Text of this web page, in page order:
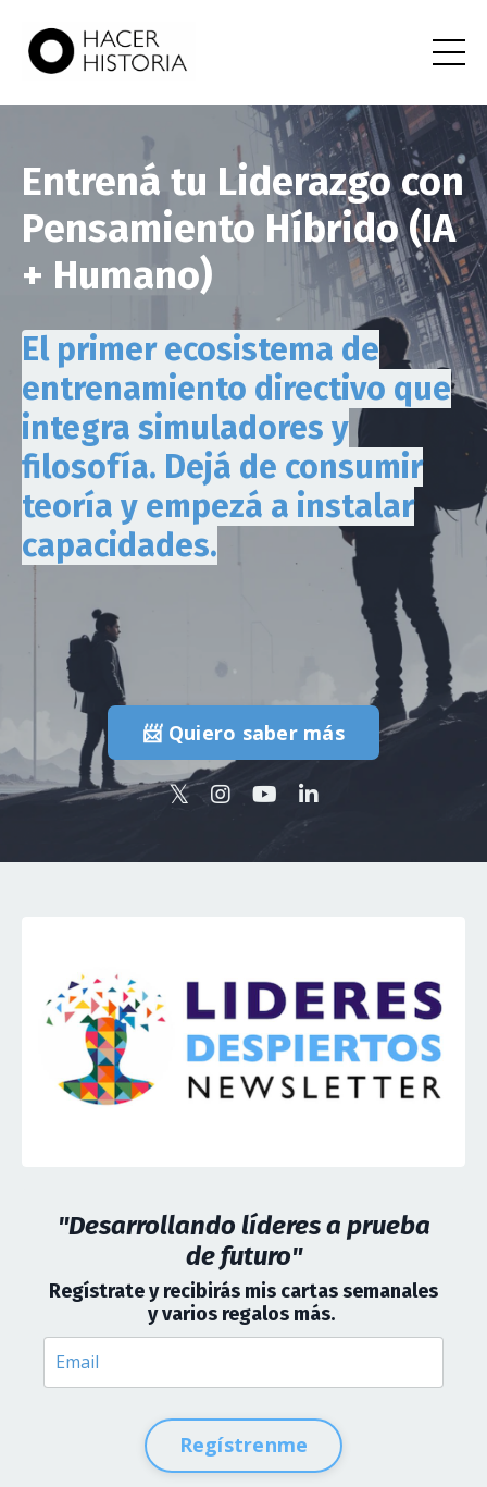
Entrená tu Liderazgo con
Pensamiento Híbrido (IA
+ Humano)
El primer ecosistema de
entrenamiento directivo que
integra simuladores y
filosofía. Dejá de consumir
teoría y empezá a instalar
capacidades.
📨 Quiero saber más
"Desarrollando líderes a prueba
de futuro"
Regístrate y recibirás mis cartas semanales
y varios regalos más.
Regístrenme